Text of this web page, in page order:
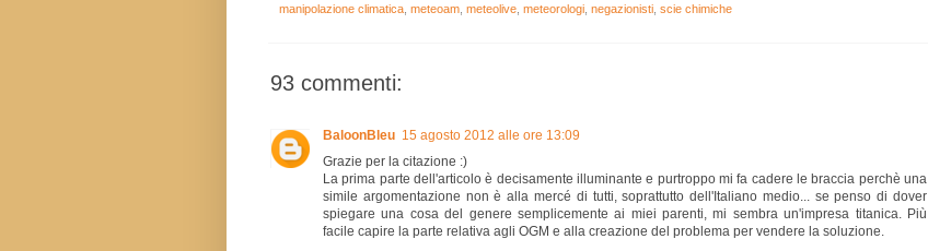
manipolazione climatica meteoam meteolive meteorologi negazionisti scie chimiche
93 commenti:
BaloonBleu 15 agosto 2012 alle ore 13:09
Grazie per la citazione :)
La prima parte dell'articolo è decisamente illuminante e purtroppo mi fa cadere le braccia perchè una
simile argomentazione non è alla mercé di tutti, soprattutto dell'Italiano medio... se penso di dover
spiegare una cosa del genere semplicemente ai miei parenti, mi sembra un'impresa titanica. Più
facile capire la parte relativa agli OGM e alla creazione del problema per vendere la soluzione.